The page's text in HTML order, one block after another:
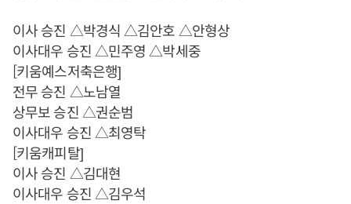
이사 승진 △박경식 △김안호 △안형상
이사대우 승진 △민주영 △박세중
[키움예스저축은행]
전무 승진 △노남열
상무보 승진 △권순범
이사대우 승진 △최영탁
[키움캐피탈]
이사 승진 △김대현
이사대우 승진 △김우석